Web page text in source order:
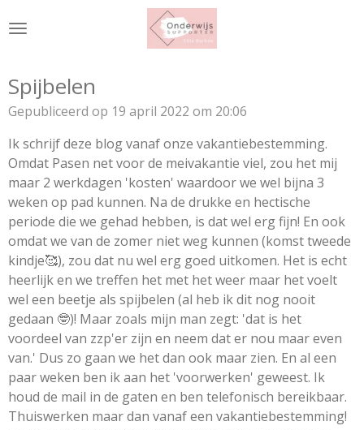
direct
hoofdinhoud
Spijbelen
Gepubliceerd op 19 april 2022 om 20:06
Ik schrijf deze blog vanaf onze vakantiebestemming.
Omdat Pasen net voor de meivakantie viel, zou het mij
maar 2 werkdagen 'kosten' waardoor we wel bijna 3
weken op pad kunnen. Na de drukke en hectische
periode die we gehad hebben, is dat wel erg fijn! En ook
omdat we van de zomer niet weg kunnen (komst tweede
kindje🥰), zou dat nu wel erg goed uitkomen. Het is echt
heerlijk en we treffen het met het weer maar het voelt
wel een beetje als spijbelen (al heb ik dit nog nooit
gedaan 🤓)! Maar zoals mijn man zegt: 'dat is het
voordeel van zzp'er zijn en neem dat er nou maar even
van.' Dus zo gaan we het dan ook maar zien. En al een
paar weken ben ik aan het 'voorwerken' geweest. Ik
houd de mail in de gaten en ben telefonisch bereikbaar.
Thuiswerken maar dan vanaf een vakantiebestemming!